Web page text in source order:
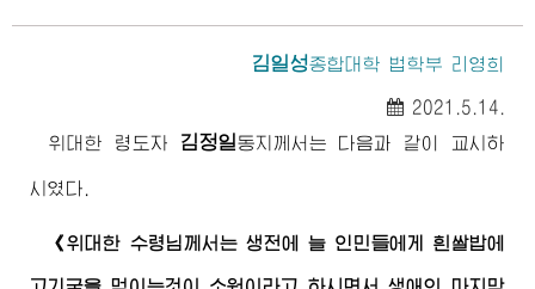
김일성종합대학 법학부 리영희
2021.5.14.
위대한
령도자 김정일동지 께서는 다음과 같이 교시하
시였다.
《위대한 수령님께서 는 생전에 늘 인민들에게 흰쌀밥에